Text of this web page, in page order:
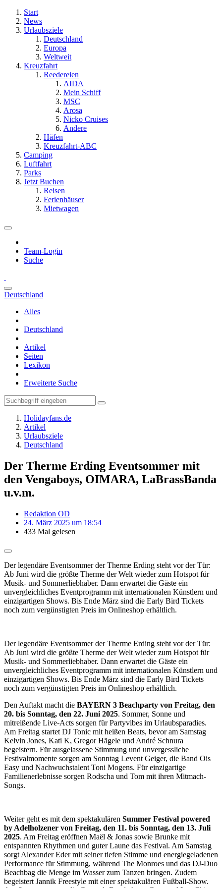
Start
News
Urlaubsziele
Deutschland
Europa
Weltweit
Kreuzfahrt
Reedereien
AIDA
Mein Schiff
MSC
Arosa
Nicko Cruises
Andere
Häfen
Kreuzfahrt-ABC
Camping
Luftfahrt
Parks
Jetzt Buchen
Reisen
Ferienhäuser
Mietwagen
Team-Login
Suche
Deutschland
Alles
Deutschland
Artikel
Seiten
Lexikon
Erweiterte Suche
Holidayfans.de
Artikel
Urlaubsziele
Deutschland
Der Therme Erding Eventsommer mit
den Vengaboys, OIMARA, LaBrassBanda
u.v.m.
Redaktion OD
24. März 2025 um 18:54
433 Mal gelesen
Der legendäre Eventsommer der Therme Erding steht vor der Tür:
Ab Juni wird die größte Therme der Welt wieder zum Hotspot für
Musik- und Sommerliebhaber. Dann erwartet die Gäste ein
unvergleichliches Eventprogramm mit internationalen Künstlern und
einzigartigen Shows. Bis Ende März sind die Early Bird Tickets
noch zum vergünstigten Preis im Onlineshop erhältlich.
Der legendäre Eventsommer der Therme Erding steht vor der Tür:
Ab Juni wird die größte Therme der Welt wieder zum Hotspot für
Musik- und Sommerliebhaber. Dann erwartet die Gäste ein
unvergleichliches Eventprogramm mit internationalen Künstlern und
einzigartigen Shows. Bis Ende März sind die Early Bird Tickets
noch zum vergünstigten Preis im Onlineshop erhältlich.
Den Auftakt macht die BAYERN 3 Beachparty von Freitag, den
20. bis Sonntag, den 22. Juni 2025. Sommer, Sonne und
mitreißende Live-Acts sorgen für Partyvibes im Urlaubsparadies.
Am Freitag startet DJ Tonic mit heißen Beats, bevor am Samstag
Kelvin Jones, Kati K, Gregor Hägele und André Schnura
begeistern. Für ausgelassene Stimmung und unvergessliche
Festivalmomente sorgen am Sonntag Levent Geiger, die Band Ois
Easy und Nachwuchstalent Toni Mogens. Für einzigartige
Familienerlebnisse sorgen Rodscha und Tom mit ihren Mitmach-
Songs.
Weiter geht es mit dem spektakulären Summer Festival powered
by Adelholzener von Freitag, den 11. bis Sonntag, den 13. Juli
2025. Am Freitag eröffnen Maël & Jonas sowie Brunke mit
entspannten Rhythmen und guter Laune das Festival. Am Samstag
sorgt Alexander Eder mit seiner tiefen Stimme und energiegeladenen
Performance für Stimmung, während The Monroes und das DJ-Duo
Beachbag die Menge im Wasser zum Tanzen bringen. Zudem
begeistert Jannik Freestyle mit einer spektakulären Fußball-Show.